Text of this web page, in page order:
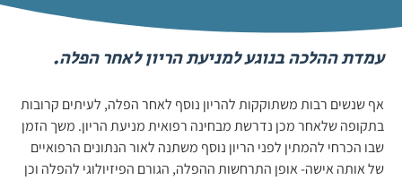
עמדת ההלכה בנוגע למניעת הריון לאחר הפלה.
אף שנשים רבות משתוקקות להריון נוסף לאחר הפלה, לעיתים קרובות
בתקופה שלאחר מכן נדרשת מבחינה רפואית מניעת הריון. משך הזמן
שבו הכרחי להמתין לפני הריון נוסף משתנה לאור הנתונים הרפואיים
של אותה אישה- אופן התרחשות ההפלה, הגורם הפיזיולוגי להפלה וכן